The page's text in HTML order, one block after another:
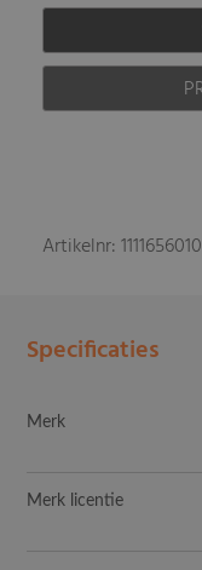
Artikelnr:
Specificaties
Merk
Merk licentie